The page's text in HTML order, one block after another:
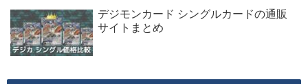
デジモンカード シングルカードの通販
サイトまとめ